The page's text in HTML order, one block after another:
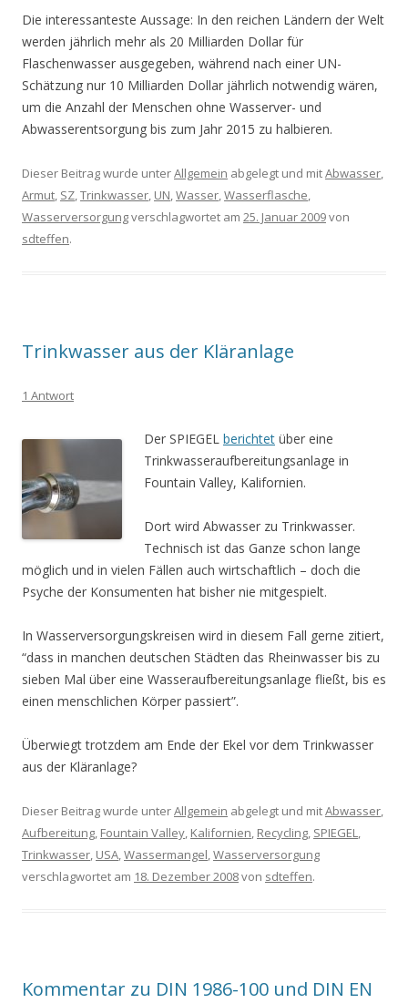
Die interessanteste Aussage: In den reichen Ländern der Welt
werden jährlich mehr als 20 Milliarden Dollar für
Flaschenwasser ausgegeben, während nach einer UN-
Schätzung nur 10 Milliarden Dollar jährlich notwendig wären,
um die Anzahl der Menschen ohne Wasserver- und
Abwasserentsorgung bis zum Jahr 2015 zu halbieren.
Dieser Beitrag wurde unterAllgemein abgelegt und mitAbwasser,
Armut, SZ,Trinkwasser, UN,Wasser,Wasserflasche,
Wasserversorgungverschlagwortet am 25. Januar 2009von
sdteffen.
Trinkwasser aus der Kläranlage
1 Antwort
Der SPIEGEL berichtet über eine
Trinkwasseraufbereitungsanlage in
Fountain Valley, Kalifornien.
Dort wird Abwasser zu Trinkwasser.
Technisch ist das Ganze schon lange
möglich und in vielen Fällen auch wirtschaftlich – doch die
Psyche der Konsumenten hat bisher nie mitgespielt.
In Wasserversorgungskreisen wird in diesem Fall gerne zitiert,
“dass in manchen deutschen Städten das Rheinwasser bis zu
sieben Mal über eine Wasseraufbereitungsanlage fließt, bis es
einen menschlichen Körper passiert”.
Überwiegt trotzdem am Ende der Ekel vor dem Trinkwasser
aus der Kläranlage?
Dieser Beitrag wurde unterAllgemein abgelegt und mitAbwasser,
Aufbereitung, Fountain Valley, Kalifornien, Recycling, SPIEGEL,
Trinkwasser, USA,Wassermangel,Wasserversorgung
verschlagwortet am 18. Dezember 2008von sdteffen.
Kommentar zu DIN 1986-100 und DIN EN